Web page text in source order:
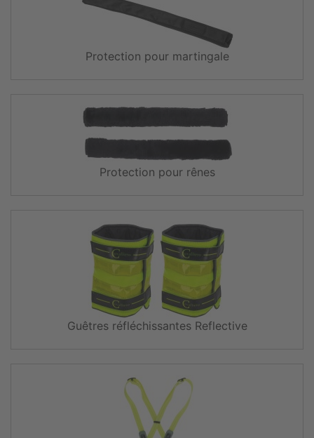
Protection pour martingale
Protection pour rênes
Guêtres réfléchissantes Reflective